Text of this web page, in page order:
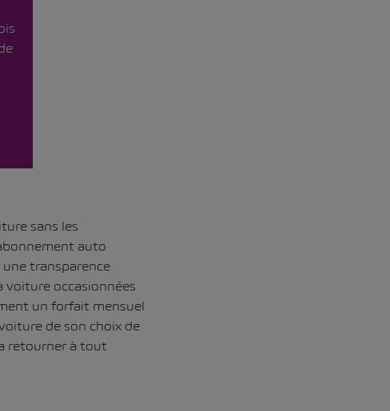
sans les
auto
transparence
voiture occasionnées
un forfait mensuel
de son choix de
retourner à tout